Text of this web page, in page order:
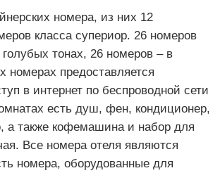
номера, из них 12
класса супериор. 26 номеров
тонах, 26 номеров – в
номерах предоставляется
в интернет по беспроводной сети
есть душ, фен, кондиционер,
а также кофемашина и набор для
Все номера отеля являются
номера, оборудованные для